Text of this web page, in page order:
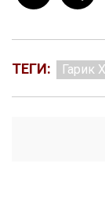
ТЕГИ: Гарик